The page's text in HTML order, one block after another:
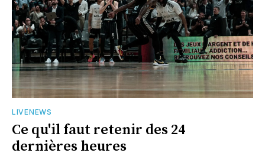
LIVENEWS
Ce qu'il faut retenir des 24
dernières heures